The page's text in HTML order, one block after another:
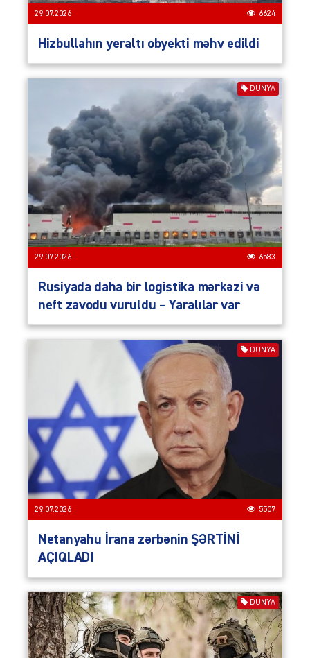
29.07.2026 6624
Hizbullahın yeraltı obyekti məhv edildi
DÜNYA
29.07.2026 6583
Rusiyada daha bir logistika mərkəzi və
neft zavodu vuruldu – Yaralılar var
DÜNYA
29.07.2026 5507
Netanyahu İrana zərbənin ŞƏRTİNİ
AÇIQLADI
DÜNYA